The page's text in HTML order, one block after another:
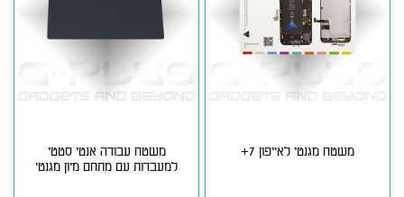
משטח מגנטי לאייפון 7+
משטח עבודה אנטי סטטי
למעבדות עם מתחם מיון מגנטי